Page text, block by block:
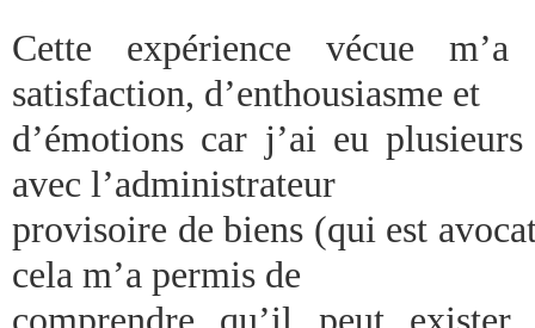
Cette expérience vécue
satisfaction, d’enthousiasme et
d’émotions car j’ai eu plusieurs
avec l’administrateur
provisoire de biens (qui est
cela m’a permis de
comprendre qu’il peut exister